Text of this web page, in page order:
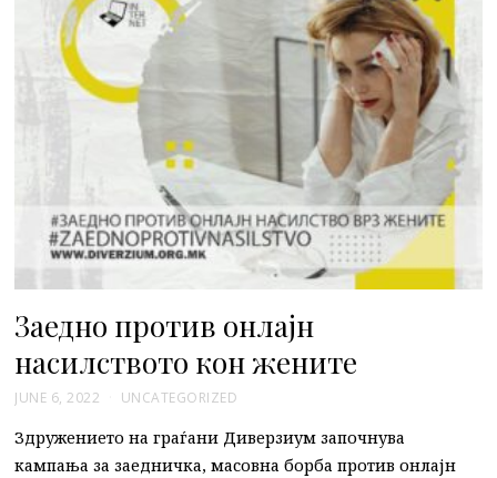
Заедно против онлајн
насилството кон жените
JUNE 6, 2022 UNCATEGORIZED
Здружението на граѓани Диверзиум започнува
кампања за заедничка, масовна борба против онлајн